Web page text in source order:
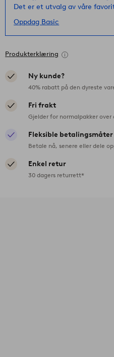
Det er et utvalg av våre
Oppdag Basic
Produkterklæring
Ny kunde?
40% rabatt på den dyreste
Fri frakt
Gjelder for normalpakker over
Fleksible betalingsmåter
Betale nå, senere eller dele
Enkel retur
30 dagers returrett*